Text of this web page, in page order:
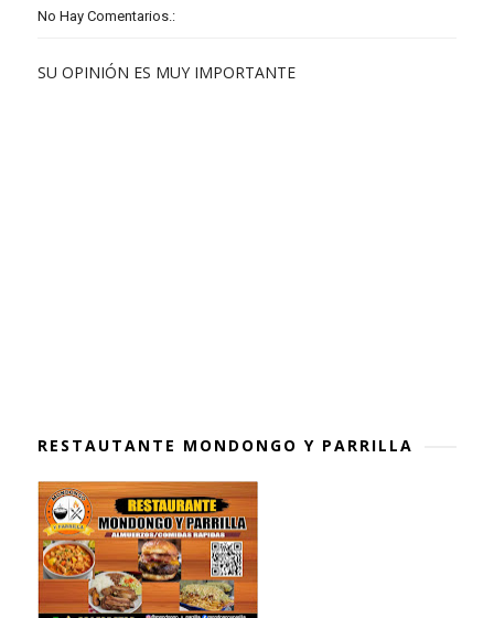
No Hay Comentarios.:
SU OPINIÓN ES MUY IMPORTANTE
RESTAUTANTE MONDONGO Y PARRILLA